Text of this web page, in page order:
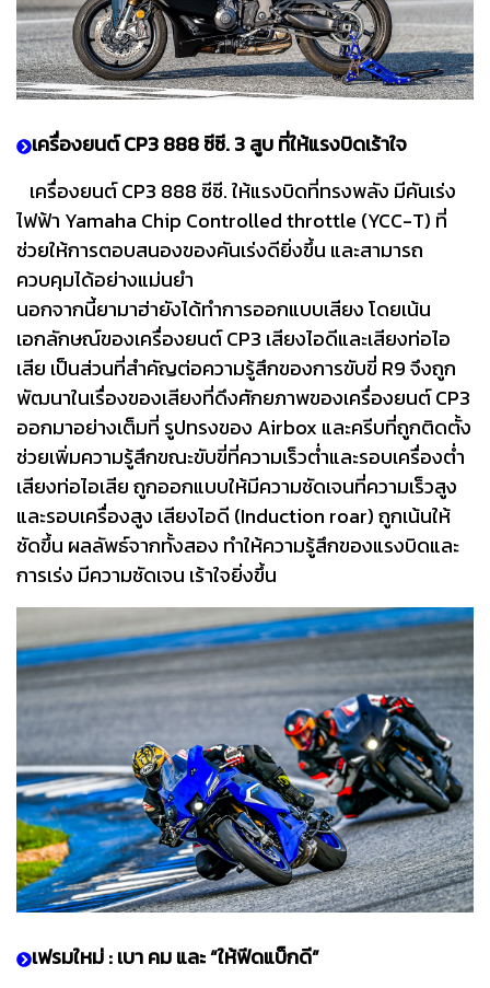
เครื่องยนต์ CP3 888 ซีซี. 3 สูบ ที่ให้แรงบิดเร้าใจ
เครื่องยนต์ CP3 888 ซีซี. ให้แรงบิดที่ทรงพลัง มีคันเร่ง
ไฟฟ้า Yamaha Chip Controlled throttle (YCC-T) ที่
ช่วยให้การตอบสนองของคันเร่งดียิ่งขึ้น และสามารถ
ควบคุมได้อย่างแม่นยำ
นอกจากนี้ยามาฮ่ายังได้ทำการออกแบบเสียง โดยเน้น
เอกลักษณ์ของเครื่องยนต์ CP3 เสียงไอดีและเสียงท่อไอ
เสีย เป็นส่วนที่สำคัญต่อความรู้สึกของการขับขี่ R9 จึงถูก
พัฒนาในเรื่องของเสียงที่ดึงศักยภาพของเครื่องยนต์ CP3
ออกมาอย่างเต็มที่ รูปทรงของ Airbox และครีบที่ถูกติดตั้ง
ช่วยเพิ่มความรู้สึกขณะขับขี่ที่ความเร็วต่ำและรอบเครื่องต่ำ
เสียงท่อไอเสีย ถูกออกแบบให้มีความชัดเจนที่ความเร็วสูง
และรอบเครื่องสูง เสียงไอดี (Induction roar) ถูกเน้นให้
ชัดขึ้น ผลลัพธ์จากทั้งสอง ทำให้ความรู้สึกของแรงบิดและ
การเร่ง มีความชัดเจน เร้าใจยิ่งขึ้น
เฟรมใหม่ : เบา คม และ “ให้ฟีดแบ็กดี”